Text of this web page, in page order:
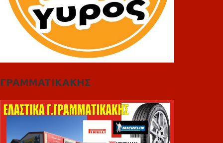
ΓΡΑΜΜΑΤΙΚΑΚΗΣ